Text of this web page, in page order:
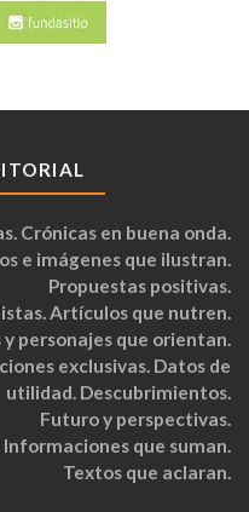
Crónicas en buena onda.
e imágenes que ilustran.
Propuestas positivas.
Artículos que nutren.
y personajes que orientan.
exclusivas. Datos de
utilidad. Descubrimientos.
Futuro y perspectivas.
que suman.
Textos que aclaran.